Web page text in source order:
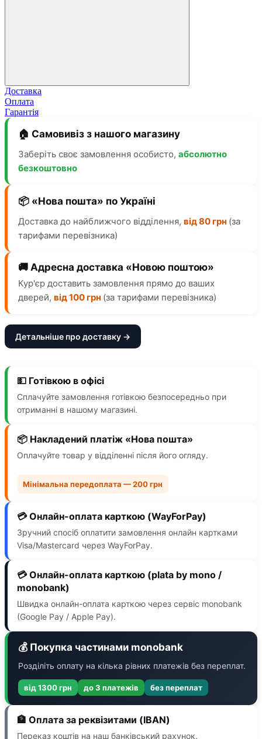
Доставка
Оплата
Гарантія
🏠 Самовивіз з нашого магазину
Заберіть своє замовлення особисто, абсолютно
безкоштовно
📦 «Нова пошта» по Україні
Доставка до найближчого відділення, від 80 грн (за
тарифами перевізника)
🚚 Адресна доставка «Новою поштою»
Кур'єр доставить замовлення прямо до ваших
дверей, від 100 грн (за тарифами перевізника)
Детальніше про доставку →
💵 Готівкою в офісі
Сплачуйте замовлення готівкою безпосередньо при
отриманні в нашому магазині.
📦 Накладений платіж «Нова пошта»
Оплачуйте товар у відділенні після його огляду.
Мінімальна передоплата — 200 грн
💳 Онлайн-оплата карткою (WayForPay)
Зручний спосіб оплатити замовлення онлайн картками
Visa/Mastercard через WayForPay.
💳 Онлайн-оплата карткою (plata by mono /
monobank)
Швидка онлайн-оплата карткою через сервіс monobank
(Google Pay / Apple Pay).
💰 Покупка частинами monobank
Розділіть оплату на кілька рівних платежів без переплат.
від 1300 грн до 3 платежів без переплат
🏦 Оплата за реквізитами (IBAN)
Переказ коштів на наш банківський рахунок.